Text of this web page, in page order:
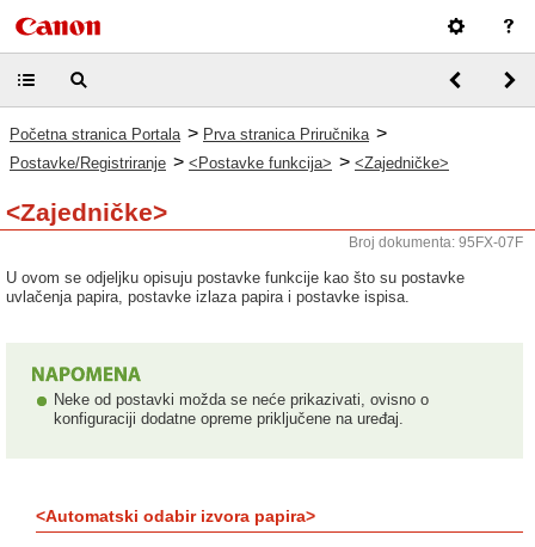
Početna stranica Portala > Prva stranica Priručnika >
Postavke/Registriranje > <Postavke funkcija> > <Zajedničke>
<Zajedničke>
Broj dokumenta: 95FX-07F
U ovom se odjeljku opisuju postavke funkcije kao što su postavke
uvlačenja papira, postavke izlaza papira i postavke ispisa.
Neke od postavki možda se neće prikazivati, ovisno o
konfiguraciji dodatne opreme priključene na uređaj.
<Automatski odabir izvora papira>